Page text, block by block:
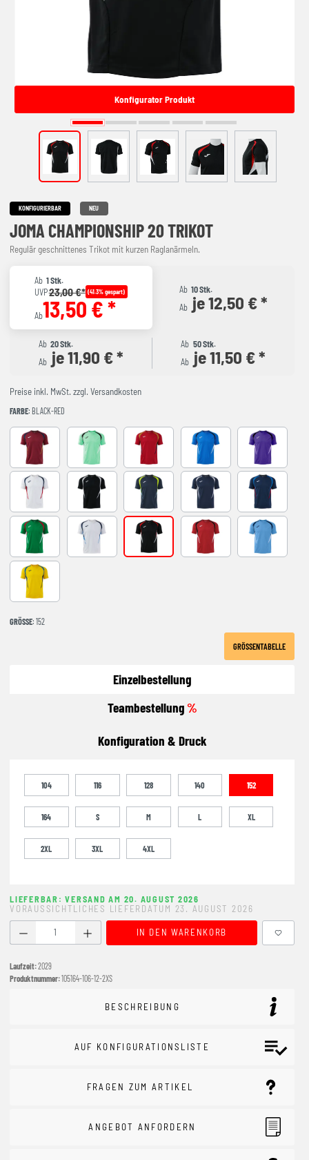
Konfigurator Produkt
KONFIGURIERBAR NEU
JOMA CHAMPIONSHIP 20 TRIKOT
Regulär geschnittenes Trikot mit kurzen Raglanärmeln.
Ab 1 Stk.
UVP23,00 €* (41.3% gespart)
Ab13,50 € *
Ab 10 Stk.
Ab je 12,50 € *
Ab 20 Stk.
Ab je 11,90 € *
Ab 50 Stk.
Ab je 11,50 € *
Preise inkl. MwSt. zzgl. Versandkosten
FARBE: BLACK-RED
BURGUNDY LIGHT GREEN RED-NAVY ROYAL-NAVY VIOLET
WHITE-NAVY BLACK-GREY DARK NAVY AMARILLO FLUOR
NAVY-GREY NAVY-ROYAL
VERDE-ROJO WHITE-SKY BLUE BLACK-RED RED-BLACK SKY BLUE-
YELLOW-ROYAL
GRÖSSE : 152
GRÖSSENTABELLE
Einzelbestellung
Teambestellung%
Konfiguration & Druck
104 116 128 140 152
164 S M L XL
2XL 3XL 4XL
LIEFERBAR: VERSAND AM 20. AUGUST 2026
VORAUSSICHTLICHES LIEFERDATUM 23. AUGUST 2026
Produkt Anzahl: Gib den gewünschten Wert ein oder
IN DEN WARENKORB
Laufzeit:2029
Produktnummer:105164-106-12-2XS
BESCHREIBUNG
AUF KONFIGURATIONSLISTE
FRAGEN ZUM ARTIKEL
ANGEBOT ANFORDERN